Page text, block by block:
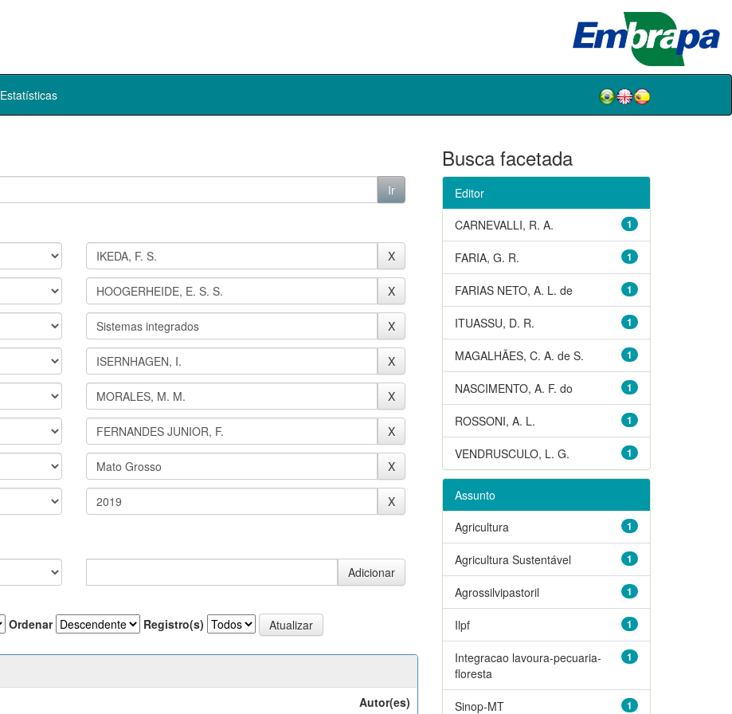
Estatísticas
Ordenar Registro(s)
Autor(es)
Busca facetada
Editor
1
CARNEVALLI, R. A.
1
FARIA, G. R.
1
FARIAS NETO, A. L. de
1
ITUASSU, D. R.
1
MAGALHÃES, C. A. de S.
1
NASCIMENTO, A. F. do
1
ROSSONI, A. L.
1
VENDRUSCULO, L. G.
Assunto
1
Agricultura
1
Agricultura Sustentável
1
Agrossilvipastoril
1
Ilpf
1
Integracao lavoura-pecuaria-
floresta
1
Sinop-MT